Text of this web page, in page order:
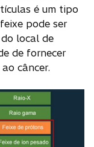
é um tipo
pode ser
local de
de fornecer
câncer.